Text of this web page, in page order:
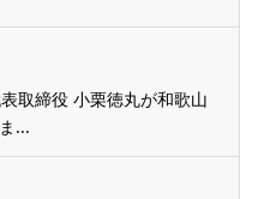
取締役 小栗徳丸が和歌山
...